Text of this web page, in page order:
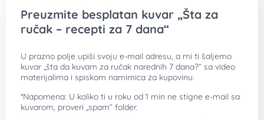
Preuzmite besplatan kuvar „Šta za
ručak – recepti za 7 dana“
U prazno polje upiši svoju e-mail adresu, a mi ti šaljemo
kuvar „šta da kuvam za ručak narednih 7 dana?“ sa video
materijalima i spiskom namirnica za kupovinu.
*Napomena: U koliko ti u roku od 1 min ne stigne e-mail sa
kuvarom, proveri „spam“ folder.